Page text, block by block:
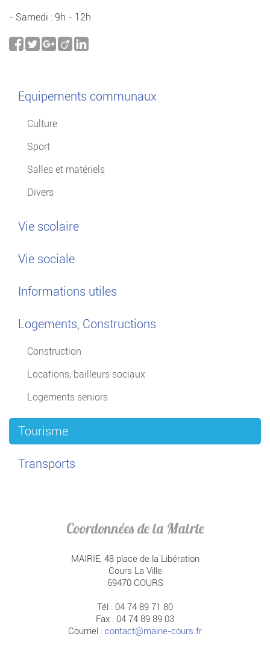
- Samedi : 9h - 12h
Equipements communaux
Culture
Sport
Salles et matériels
Divers
Vie scolaire
Vie sociale
Informations utiles
Logements, Constructions
Construction
Locations, bailleurs sociaux
Logements seniors
Tourisme
Transports
Coordonnées de la Mairie
MAIRIE, 48 place de la Libération
Cours La Ville
69470 COURS
Tél : 04 74 89 71 80
Fax : 04 74 89 89 03
Courriel : contact@mairie-cours.fr